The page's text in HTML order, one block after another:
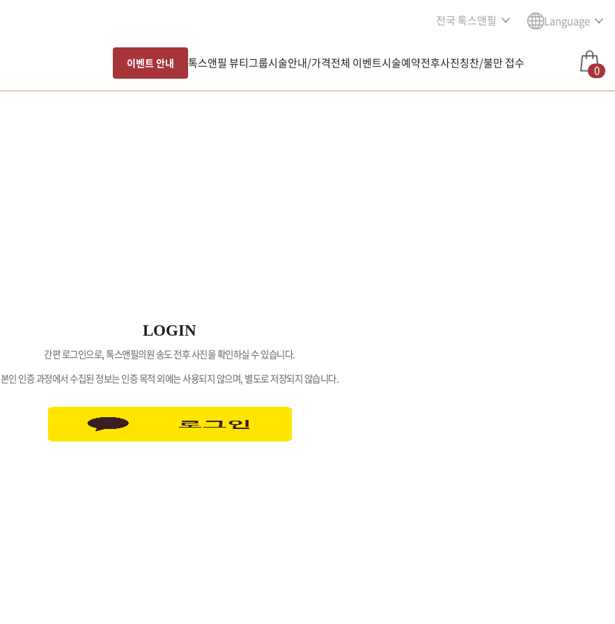
전국 톡스앤필 Language
이벤트 안내 톡스앤필 뷰티그룹시술안내/가격전체 이벤트시술예약전후사진칭찬/불만 접수 0
LOGIN
간편 로그인으로, 톡스앤필의원 송도 전후 사진을 확인하실 수 있습니다.
본인 인증 과정에서 수집된 정보는 인증 목적 외에는 사용되지 않으며, 별도로 저장되지 않습니다.